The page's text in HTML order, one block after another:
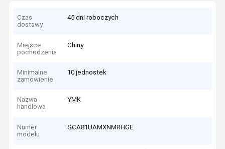
Czas
dostawy
45 dni roboczych
Miejsce
pochodzenia
Chiny
Minimalne
zamówienie
10 jednostek
Nazwa
handlowa
YMK
Numer
modelu
SCA81UAMXNMRHGE